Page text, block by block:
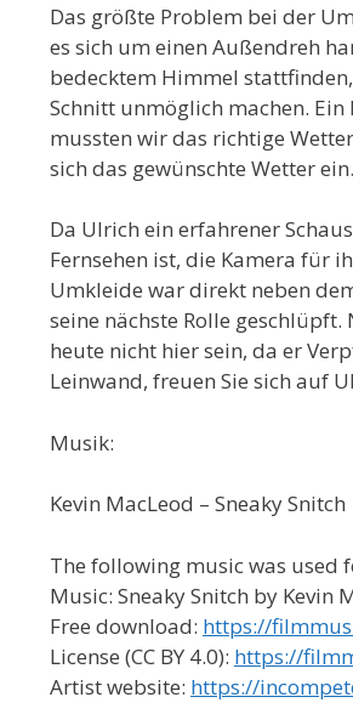
Das größte Problem bei der
es sich um einen Außendreh
bedecktem Himmel
Schnitt unmöglich machen.
mussten wir das richtige
sich das gewünschte Wetter ein.
Da Ulrich ein erfahrener
Fernsehen ist, die Kamera für
Umkleide war direkt neben
seine nächste Rolle
heute nicht hier sein, da er
Leinwand, freuen Sie sich auf
Musik:
Kevin MacLeod – Sneaky Snitch
The following music was used
Music: Sneaky Snitch by Kevin
Free download: https://
License (CC BY 4.0): https://
Artist website: https://